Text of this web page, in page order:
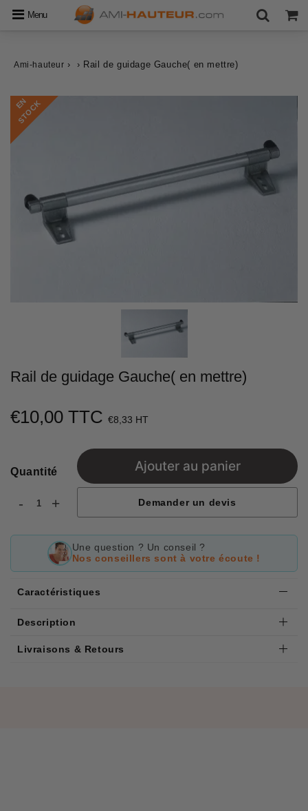
Menu
Ami-hauteur › › Rail de guidage Gauche( en mettre)
E
N
S
T
O
C
K
Rail de guidage Gauche( en mettre)
€10,00 TTC €8,33 HT
Quantité
- +
Ajouter au panier
Demander un devis
Une question ? Un conseil ?
Nos conseillers sont à votre écoute !
Caractéristiques
Description
Livraisons & Retours